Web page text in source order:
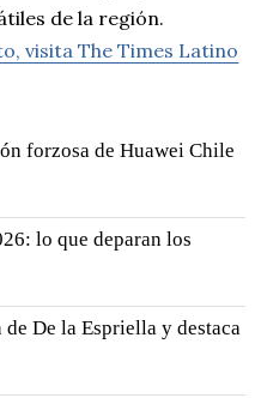
de la región.
visita The Times Latino
forzosa de Huawei Chile
lo que deparan los
De la Espriella y destaca